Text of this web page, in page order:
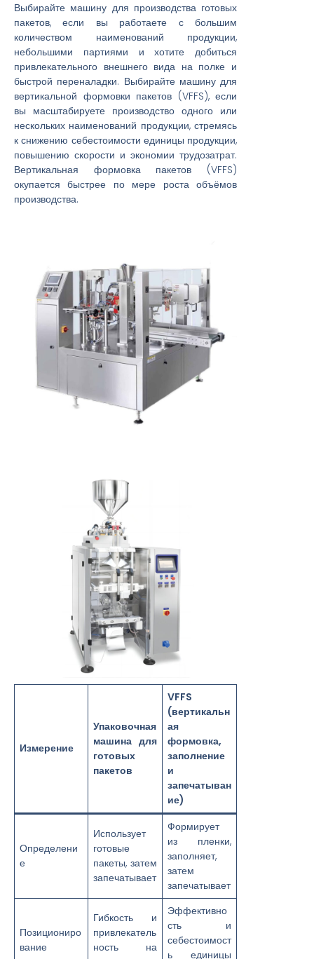
Выбирайте машину для производства готовых
пакетов, если вы работаете с большим
количеством наименований продукции,
небольшими партиями и хотите добиться
привлекательного внешнего вида на полке и
быстрой переналадки. Выбирайте машину для
вертикальной формовки пакетов (VFFS), если
вы масштабируете производство одного или
нескольких наименований продукции, стремясь
к снижению себестоимости единицы продукции,
повышению скорости и экономии трудозатрат.
Вертикальная формовка пакетов (VFFS)
окупается быстрее по мере роста объёмов
производства.
Измерение
Упаковочная
машина для
готовых
пакетов
VFFS
(вертикальн
ая
формовка,
заполнение
и
запечатыван
ие)
Определени
е
Использует
готовые
пакеты, затем
запечатывает
Формирует
из пленки,
заполняет,
затем
запечатывает
Позициониро
вание
Гибкость и
привлекатель
ность на
Эффективно
сть и
себестоимост
ь единицы